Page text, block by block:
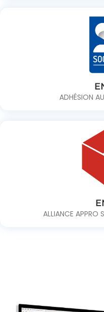
ADHÉSION
ALLIANCE APPRO